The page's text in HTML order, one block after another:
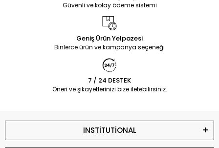
Güvenli ve kolay ödeme sistemi
Geniş Ürün Yelpazesi
Binlerce ürün ve kampanya seçeneği
7 / 24 DESTEK
Öneri ve şikayetlerinizi bize iletebilirsiniz.
INSTİTUTİONAL